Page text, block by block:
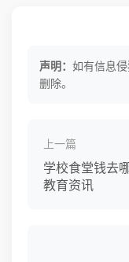
声明： 如有信息
删除。
上一篇
学校食堂钱去
教育资讯